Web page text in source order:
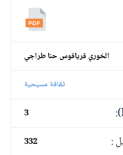
الخوري قرياقوس حنا طراجي
ثقافة مسيحية
3
:
332